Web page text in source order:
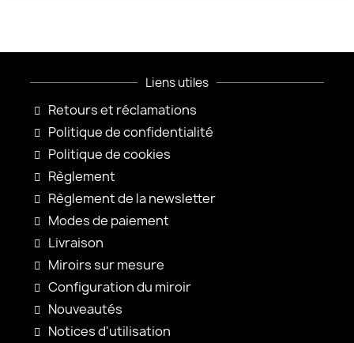
Liens utiles
Retours et réclamations
Politique de confidentialité
Politique de cookies
Règlement
Règlement de la newsletter
Modes de paiement
Livraison
Miroirs sur mesure
Configuration du miroir
Nouveautés
Notices d'utilisation